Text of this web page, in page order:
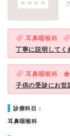
耳鼻咽喉科
丁寧に説明してく
耳鼻咽喉科
子供の受診にお世
診療科目：
耳鼻咽喉科